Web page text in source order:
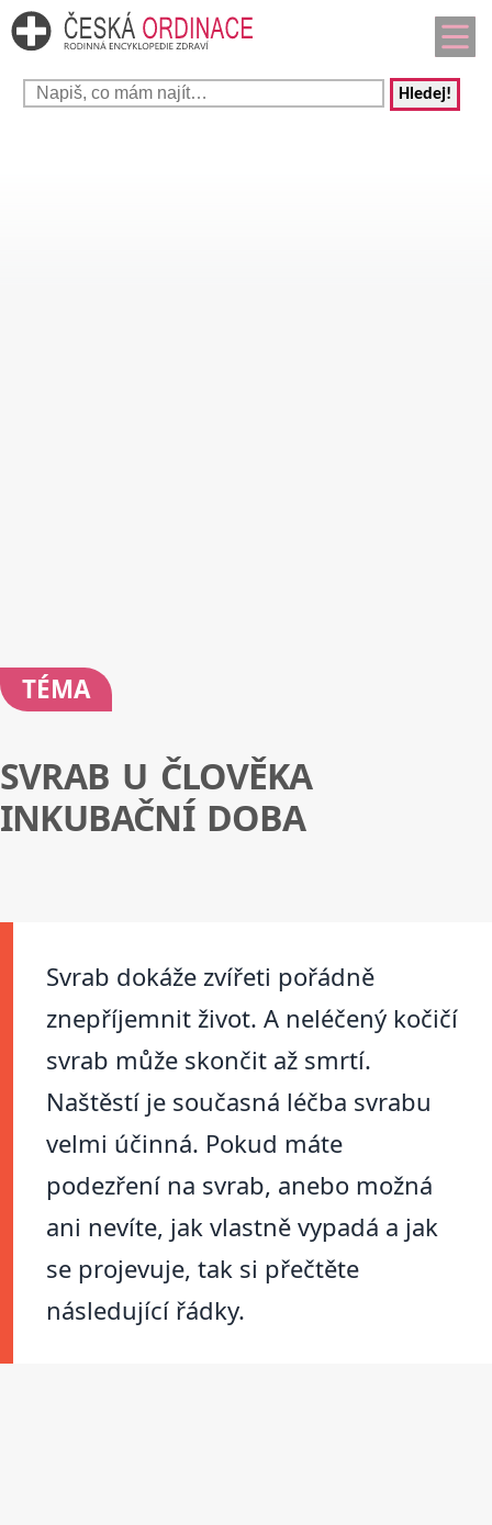
Hledej!
TÉMA
SVRAB U ČLOVĚKA
INKUBAČNÍ DOBA
Svrab dokáže zvířeti pořádně
znepříjemnit život. A neléčený kočičí
svrab může skončit až smrtí.
Naštěstí je současná léčba svrabu
velmi účinná. Pokud máte
podezření na svrab, anebo možná
ani nevíte, jak vlastně vypadá a jak
se projevuje, tak si přečtěte
následující řádky.